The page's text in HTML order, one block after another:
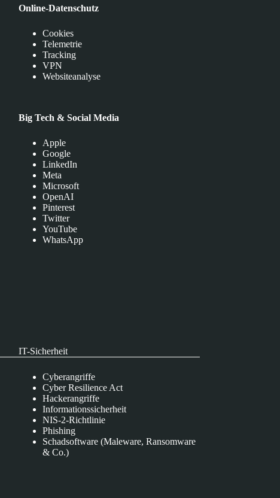
Online-Datenschutz
Cookies
Telemetrie
Tracking
VPN
Websiteanalyse
Big Tech & Social Media
Apple
Google
LinkedIn
Meta
Microsoft
OpenAI
Pinterest
Twitter
YouTube
WhatsApp
IT-Sicherheit
Cyberangriffe
Cyber Resilience Act
Hackerangriffe
Informationssicherheit
NIS-2-Richtlinie
Phishing
Schadsoftware (Maleware, Ransomware
& Co.)